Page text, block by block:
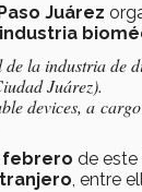
Juárez
industria
la industria de
Juárez).
devices, a
febrero de este
, entre